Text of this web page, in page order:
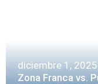
diciembre 1, 2025
Zona Franca vs.